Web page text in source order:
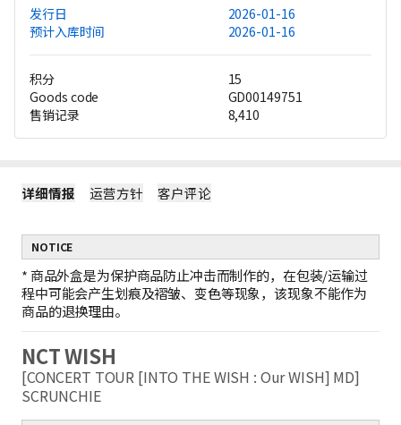
发行日
2026-01-16
预计入库时间
2026-01-16
积分
15
Goods code
GD00149751
售销记录
8,410
详细情报 运营方针 客户评论
NOTICE
* 商品外盒是为保护商品防止冲击而制作的，在包装/运输过
程中可能会产生划痕及褶皱、变色等现象，该现象不能作为
商品的退换理由。
NCT WISH
[CONCERT TOUR [INTO THE WISH : Our WISH] MD]
SCRUNCHIE